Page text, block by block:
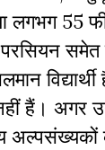
लगभग 55
समेत
हैं। अगर
अल्पसंख्यकों